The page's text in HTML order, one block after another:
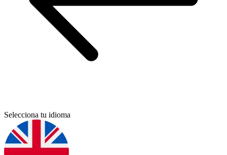
Selecciona tu idioma